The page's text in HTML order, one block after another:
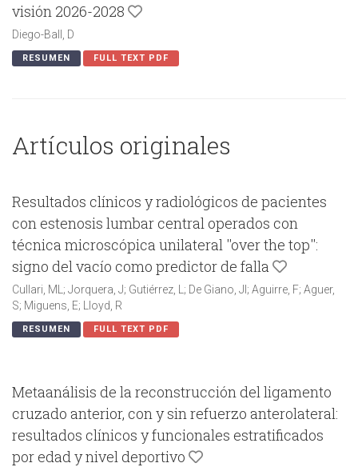
visión 2026-2028
Diego-Ball, D
RESUMEN FULL TEXT PDF
Artículos originales
Resultados clínicos y radiológicos de pacientes
con estenosis lumbar central operados con
técnica microscópica unilateral ''over the top'':
signo del vacío como predictor de falla
Cullari, ML; Jorquera, J; Gutiérrez, L; De Giano, JI; Aguirre, F; Aguer,
S; Miguens, E; Lloyd, R
RESUMEN FULL TEXT PDF
Metaanálisis de la reconstrucción del ligamento
cruzado anterior, con y sin refuerzo anterolateral:
resultados clínicos y funcionales estratificados
por edad y nivel deportivo